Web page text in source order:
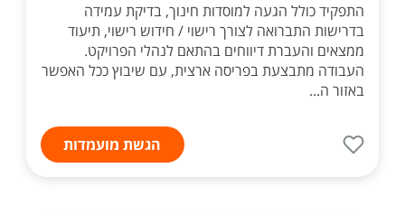
התפקיד כולל הגעה למוסדות חינוך, בדיקת עמידה
בדרישות התברואה לצורך רישוי / חידוש רישוי, תיעוד
ממצאים והעברת דיווחים בהתאם לנהלי הפרויקט.
העבודה מתבצעת בפריסה ארצית, עם שיבוץ ככל האפשר
באזור ה...
הגשת מועמדות